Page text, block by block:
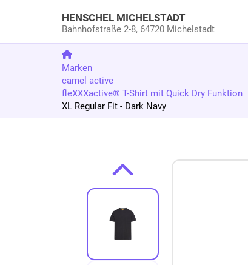
HENSCHEL MICHELSTADT
Bahnhofstraße 2-8, 64720 Michelstadt
Marken
camel active
fleXXXactive® T-Shirt mit Quick Dry Funktion
XL Regular Fit - Dark Navy
Zur Produktbeschreibung springen